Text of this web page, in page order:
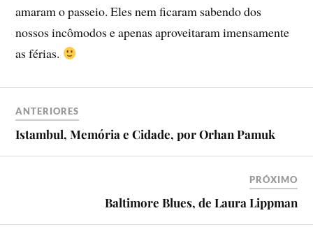
amaram o passeio. Eles nem ficaram sabendo dos
nossos incômodos e apenas aproveitaram imensamente
as férias.
ANTERIORES
Istambul, Memória e Cidade, por Orhan Pamuk
PRÓXIMO
Baltimore Blues, de Laura Lippman